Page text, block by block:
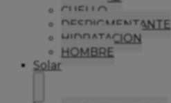
CUELLO
DESPIGMENTANTE
HIDRATACION
HOMBRE
Solar